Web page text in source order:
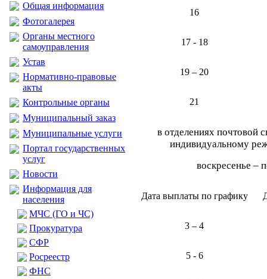
Общая информация
Фотогалерея
Органы местного
самоуправления
Устав
Нормативно-правовые
акты
Контрольные органы
Муниципальный заказ
Муниципальные услуги
Портал государственных
услуг
Новости
Информация для
населения
МЧС (ГО и ЧС)
Прокуратура
CФР
Росреестр
ФНС
16
17 - 18
19 – 20
21
в отделениях почтовой
индивидуальному
воскресенье –
Дата выплаты по графику
3 – 4
5 - 6